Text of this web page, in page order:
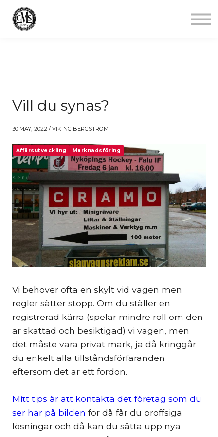
Vill du synas?
30 MAY, 2022 / VIKING BERGSTRÖM
Affärsutveckling Marknadsföring
Vi behöver ofta en skylt vid vägen men
regler sätter stopp. Om du ställer en
registrerad kärra (spelar mindre roll om den
är skattad och besiktigad) vi vägen, men
det måste vara privat mark, ja då kringgår
du enkelt alla tillståndsförfaranden
eftersom det är ett fordon.
Mitt tips är att kontakta det företag som du
ser här på bilden för då får du proffsiga
lösningar och då kan du sätta upp nya